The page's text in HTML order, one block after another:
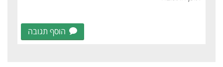
הוסף תגובה